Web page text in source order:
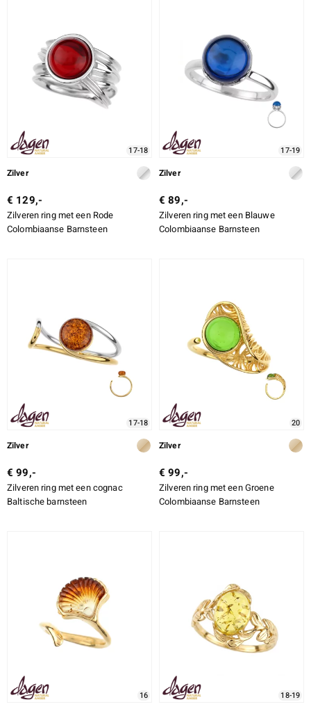
SLIJPVORM EXACT
ZETTING
17-18
Zilver
€ 129,-
Zilveren ring met een Rode
Colombiaanse Barnsteen
17-19
Zilver
€ 89,-
Zilveren ring met een Blauwe
Colombiaanse Barnsteen
17-18
Zilver
€ 99,-
Zilveren ring met een cognac
Baltische barnsteen
20
Zilver
€ 99,-
Zilveren ring met een Groene
Colombiaanse Barnsteen
16 18-19